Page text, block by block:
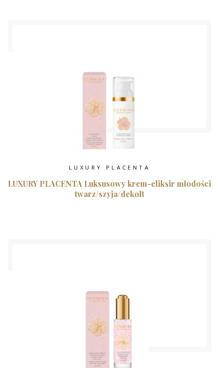
LUXURY PLACENTA
LUXURY PLACENTA Luksusowy krem-eliksir młodości
twarz/szyja/dekolt